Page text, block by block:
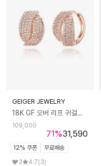
GEIGER JEWELRY
18K GF 오버 리프 귀걸이 GI8KPEE048
71%
109,000
31,590
12% 쿠폰
무료배송
3
4.7(3)